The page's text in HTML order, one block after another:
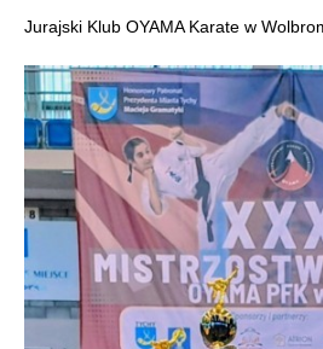
Jurajski Klub OYAMA Karate w